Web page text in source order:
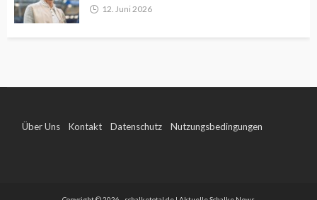
12. Juni 2026
Über Uns Kontakt Datenschutz Nutzungsbedingungen